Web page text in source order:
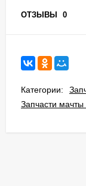
ОТЗЫВЫ 0
Категории:
Запчасти